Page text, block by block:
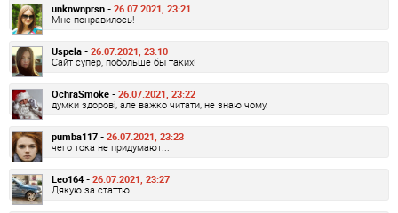
unknwnprsn - 26.07.2021, 23:21
Мне понравилось!
Uspela - 26.07.2021, 23:10
Сайт супер, побольше бы таких!
OchraSmoke - 26.07.2021, 23:22
думки здорові, але важко читати, не знаю чому.
pumba117 - 26.07.2021, 23:23
чего тока не придумают...
Leo164 - 26.07.2021, 23:27
Дякую за статтю